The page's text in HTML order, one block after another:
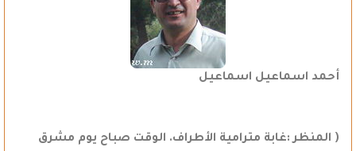
أحمد اسماعيل اسماعيل
( المنظر :غابة مترامية الأطراف. الوقت صباح يوم مشرق